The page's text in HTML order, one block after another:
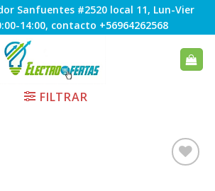
Sanfuentes #2520 local 11, Lun-Vier
14:00, contacto +56964262568
FILTRAR